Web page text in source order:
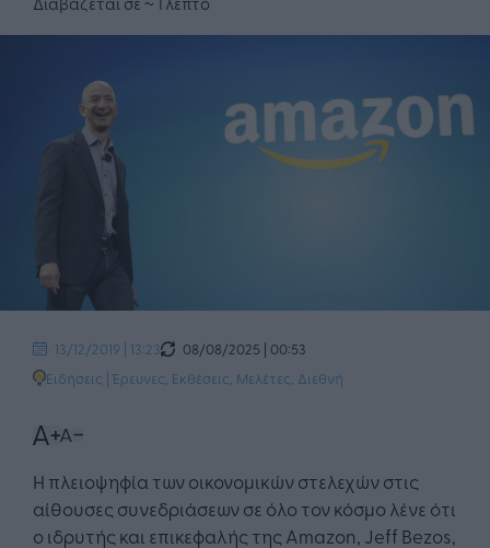
13/12/2019 | 13:23
08/08/2025 | 00:53
Ειδήσεις |Έρευνες, Εκθέσεις, Μελέτες Διεθνή
Η πλειοψηφία των οικονομικών στελεχών στις
αίθουσες συνεδριάσεων σε όλο τον κόσμο λένε ότι
ο ιδρυτής και επικεφαλής της Amazon, Jeff Bezos,